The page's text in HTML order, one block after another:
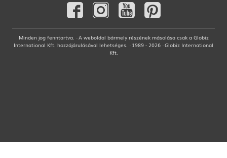
Minden jog fenntartva. · A weboldal bármely részének másolása csak a Globiz
International Kft. hozzájárulásával lehetséges. · 1989 - 2026 · Globiz International
Kft.